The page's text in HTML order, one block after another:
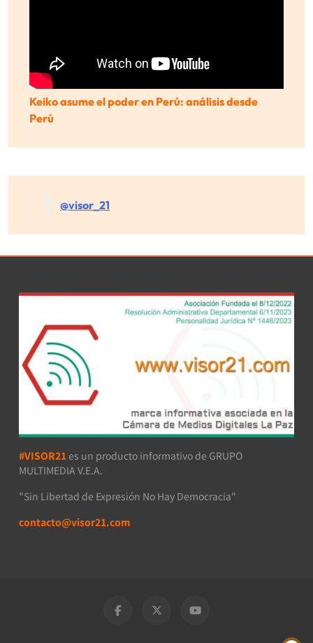
Keiko asume el poder en Perú: análisis desde
Perú
@visor_21
#VISOR21 es un producto informativo de GRUPO
MULTIMEDIA V.E.A.
"Sin Libertad de Expresión No Hay Democracia"
contacto@visor21.com